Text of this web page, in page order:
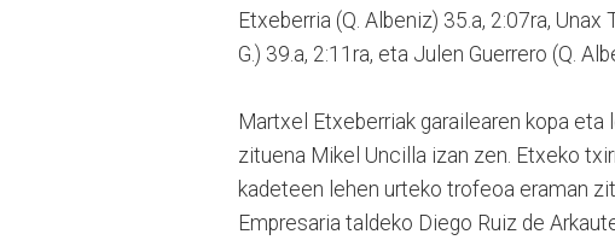
Etxeberria (Q. Albeniz) 35.a, 2:07ra,
G.) 39.a, 2:11ra, eta Julen Guerrero (Q.
Martxel Etxeberriak garailearen kopa
zituena Mikel Uncilla izan zen. Etxeko
kadeteen lehen urteko trofeoa eraman
Empresaria taldeko Diego Ruiz de